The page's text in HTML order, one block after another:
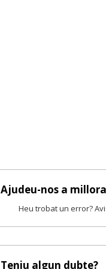
Ajudeu-nos a
Heu trobat un error?
Teniu algun dubte?